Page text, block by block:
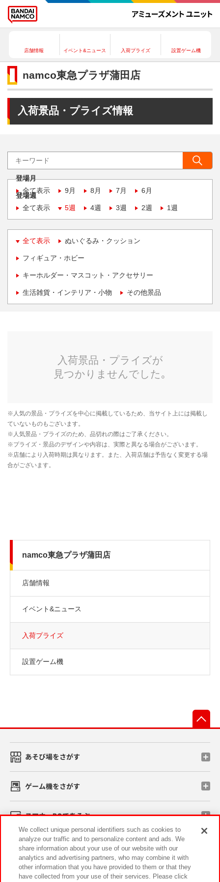
店舗情報 イベント&ニュース 入荷プライズ 設置ゲーム機
namco東急プラザ蒲田店
入荷景品・プライズ情報
登場月
全て表示
9月 8月 7月 6月
登場週
全て表示
5週 4週 3週 2週 1週
全て表示 ぬいぐるみ・クッション
フィギュア・ホビー
キーホルダー・マスコット・アクセサリー
生活雑貨・インテリア・小物 その他景品
namco東急プラザ蒲田店
店舗情報
イベント&ニュース
入荷プライズ
設置ゲーム機
あそび場をさがす
ゲーム機をさがす
スマホ・PCであそぶ
イベント・キャンペーン
We collect unique personal identifiers such as cookies to
analyze our traffic and to personalize content and ads. We
share information about your use of our website with our
analytics and advertising partners, who may combine it with
other information that you have provided to them or that they
have collected from your use of their services. Please click